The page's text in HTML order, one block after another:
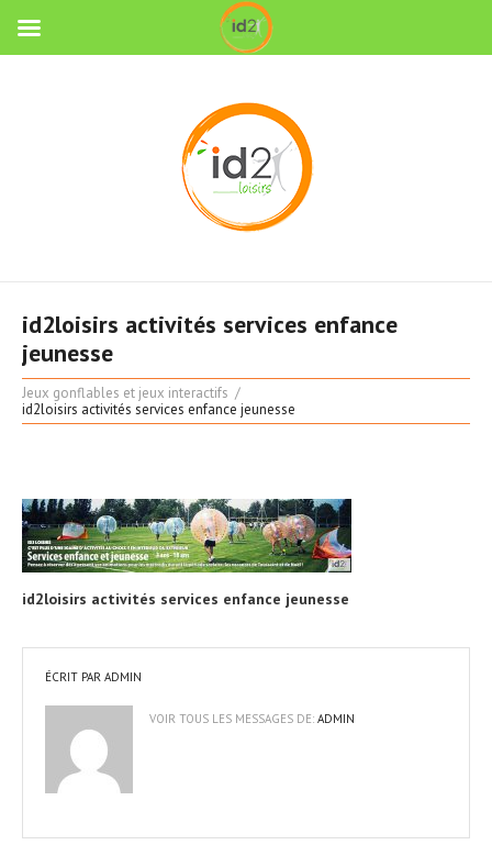
id2loisirs activités services enfance
jeunesse
Jeux gonflables et jeux interactifs
id2loisirs activités services enfance jeunesse
id2loisirs activités services enfance jeunesse
ÉCRIT PAR ADMIN
VOIR TOUS LES MESSAGES DE: ADMIN